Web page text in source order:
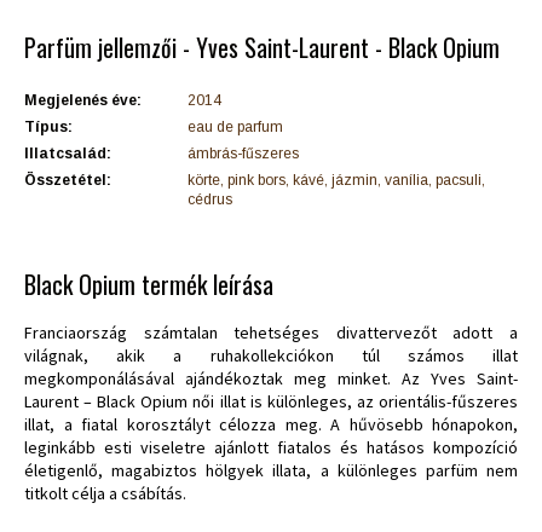
Parfüm jellemzői - Yves Saint-Laurent - Black Opium
Megjelenés éve:
2014
Típus:
eau de parfum
Illatcsalád:
ámbrás-fűszeres
Összetétel:
körte, pink bors, kávé, jázmin, vanília, pacsuli,
cédrus
Black Opium termék leírása
Franciaország számtalan tehetséges divattervezőt adott a
világnak, akik a ruhakollekciókon túl számos illat
megkomponálásával ajándékoztak meg minket. Az Yves Saint-
Laurent – Black Opium női illat is különleges, az orientális-fűszeres
illat, a fiatal korosztályt célozza meg. A hűvösebb hónapokon,
leginkább esti viseletre ajánlott fiatalos és hatásos kompozíció
életigenlő, magabiztos hölgyek illata, a különleges parfüm nem
titkolt célja a csábítás.